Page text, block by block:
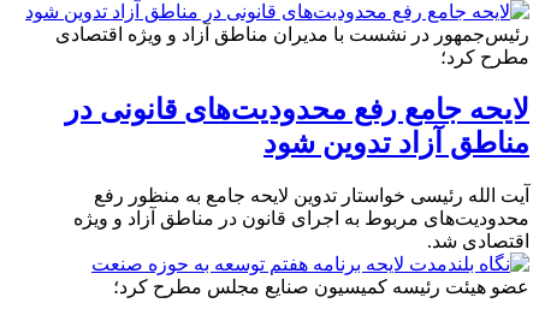
رئیس‌جمهور در نشست با مدیران مناطق آزاد و ویژه اقتصادی
مطرح کرد؛
لایحه جامع رفع محدودیت‌های قانونی در
مناطق آزاد تدوین شود
آیت الله رئیسی خواستار تدوین لایحه جامع به منظور رفع
محدودیت‌های مربوط به اجرای قانون در مناطق آزاد و ویژه
اقتصادی شد.
عضو هیئت رئیسه کمیسیون صنایع مجلس مطرح کرد؛